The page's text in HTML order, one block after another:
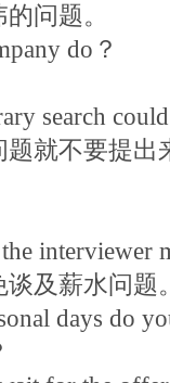
问题。
do？
search
就不要提出
interviewer
及薪水问题
days do